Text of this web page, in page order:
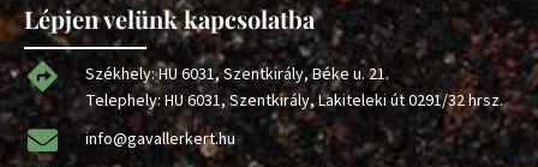
Lépjen velünk kapcsolatba
Székhely: HU 6031, Szentkirály, Béke u. 21.
Telephely: HU 6031, Szentkirály, Lakiteleki út 0291/32 hrsz.
info@gavallerkert.hu